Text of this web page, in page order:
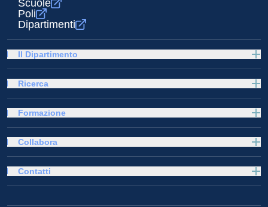
Scuole
Poli
Dipartimenti
Il Dipartimento
Ricerca
Formazione
Collabora
Contatti